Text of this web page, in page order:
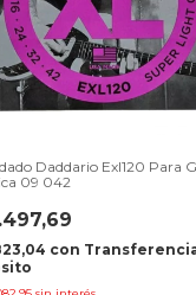
Daddario Exl120 Para
09 042
con